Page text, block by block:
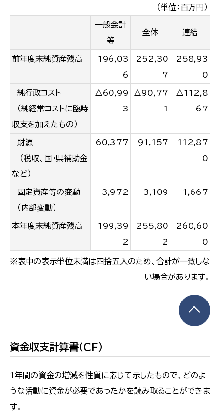
（単位：百万円）
一般会計
等
全体 連結
前年度末純資産残高
196,03
6
252,30
7
258,93
0
純行政コスト
（純経常コストに臨時
収支を加えたもの）
△60,99
3
△90,77
1
△112,8
67
財源
（税収、国・県補助金
など）
60,377 91,157
112,87
0
固定資産等の変動
（内部変動）
3,972 3,109 1,667
本年度末純資産残高
199,39
2
255,80
2
260,60
0
※表中の表示単位未満は四捨五入のため、合計が一致しな
い場合があります。
資金収支計算書（CF）
1年間の資金の増減を性質に応じて示したもので、どのよ
うな活動に資金が必要であったかを読み取ることができま
す。